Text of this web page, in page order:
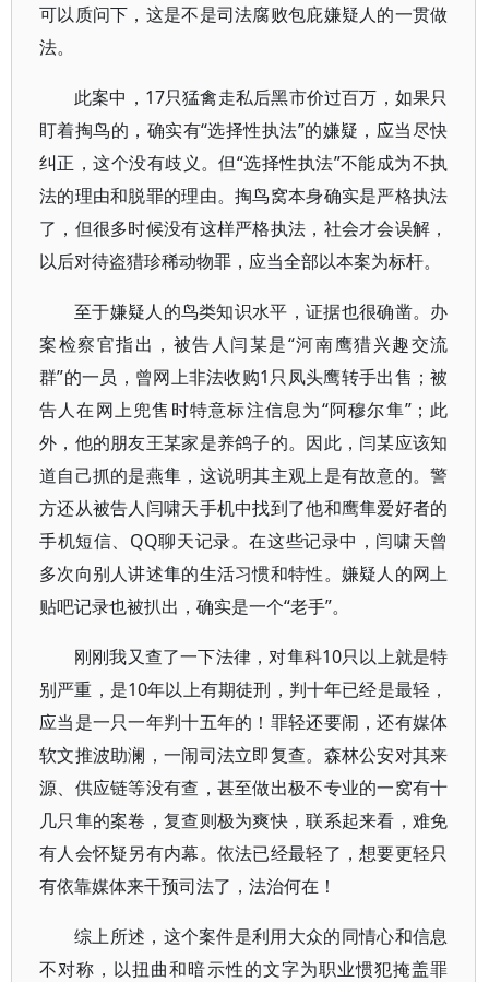
可以质问下，这是不是司法腐败包庇嫌疑人的一贯做
法。
此案中，17只猛禽走私后黑市价过百万，如果只
盯着掏鸟的，确实有“选择性执法”的嫌疑，应当尽快
纠正，这个没有歧义。但“选择性执法”不能成为不执
法的理由和脱罪的理由。掏鸟窝本身确实是严格执法
了，但很多时候没有这样严格执法，社会才会误解，
以后对待盗猎珍稀动物罪，应当全部以本案为标杆。
至于嫌疑人的鸟类知识水平，证据也很确凿。办
案检察官指出，被告人闫某是“河南鹰猎兴趣交流
群”的一员，曾网上非法收购1只凤头鹰转手出售；被
告人在网上兜售时特意标注信息为“阿穆尔隼”；此
外，他的朋友王某家是养鸽子的。因此，闫某应该知
道自己抓的是燕隼，这说明其主观上是有故意的。警
方还从被告人闫啸天手机中找到了他和鹰隼爱好者的
手机短信、QQ聊天记录。在这些记录中，闫啸天曾
多次向别人讲述隼的生活习惯和特性。嫌疑人的网上
贴吧记录也被扒出，确实是一个“老手”。
刚刚我又查了一下法律，对隼科10只以上就是特
别严重，是10年以上有期徒刑，判十年已经是最轻，
应当是一只一年判十五年的！罪轻还要闹，还有媒体
软文推波助澜，一闹司法立即复查。森林公安对其来
源、供应链等没有查，甚至做出极不专业的一窝有十
几只隼的案卷，复查则极为爽快，联系起来看，难免
有人会怀疑另有内幕。依法已经最轻了，想要更轻只
有依靠媒体来干预司法了，法治何在！
综上所述，这个案件是利用大众的同情心和信息
不对称，以扭曲和暗示性的文字为职业惯犯掩盖罪